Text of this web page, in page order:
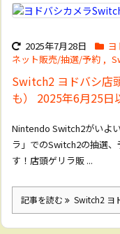
2025年7月28日 ヨ
ネット販売/抽選/予約 ,
Switch2 ヨドバシ店
も） 2025年6月25日
Nintendo Switch2がいよ
ラ」でのSwitch2の抽選
す！店頭ゲリラ販 ...
記事を読む Switch2 ヨ